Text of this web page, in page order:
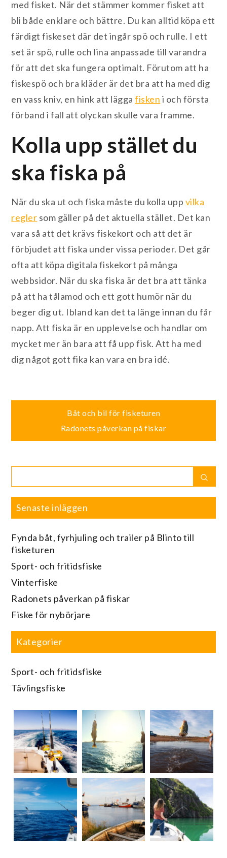
med fisket. När det stämmer kommer fisket att
bli både enklare och bättre. Du kan alltid köpa ett
färdigt fiskeset där det ingår spö och rulle. I ett
set är spö, rulle och lina anpassade till varandra
för att det ska fungera optimalt. Förutom att ha
fiskespö och bra kläder är det bra att ha med dig
en vass kniv, en hink att läggafisken i och första
förband i fall att olyckan skulle vara framme.
Kolla upp stället du
ska fiska på
När du ska ut och fiska måste du kolla upp vilka
regler som gäller på det aktuella stället. Det kan
vara så att det krävs fiskekort och att det är
förbjudet att fiska under vissa perioder. Det går
ofta att köpa digitala fiskekort på många
webbsidor. När du ska fiska är det bra att tänka
på att ha tålamod och ett gott humör när du
beger dig ut. Ibland kan det ta länge innan du får
napp. Att fiska är en upplevelse och handlar om
mycket mer än bara att få upp fisk. Att ha med
dig något gott fika kan vara en bra idé.
Inläggsnavigering
Båt och bil för fisketuren
Radonets påverkan på fiskar
for:
Senaste inläggen
Fynda båt, fyrhjuling och trailer på Blinto till
fisketuren
Sport- och fritidsfiske
Vinterfiske
Radonets påverkan på fiskar
Fiske för nybörjare
Kategorier
Sport- och fritidsfiske
Tävlingsfiske